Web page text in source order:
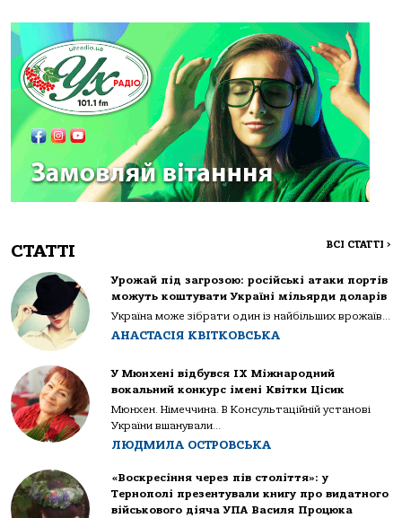
СТАТТІ ВСІ СТАТТІ >
Урожай під загрозою: російські атаки портів
можуть коштувати Україні мільярди доларів
Україна може зібрати один із найбільших врожаїв...
АНАСТАСІЯ КВІТКОВСЬКА
У Мюнхені відбувся IX Міжнародний
вокальний конкурс імені Квітки Цісик
Мюнхен. Німеччина. В Консультаційній установі
України вшанували...
ЛЮДМИЛА ОСТРОВСЬКА
«Воскресіння через пів століття»: у
Тернополі презентували книгу про видатного
військового діяча УПА Василя Процюка